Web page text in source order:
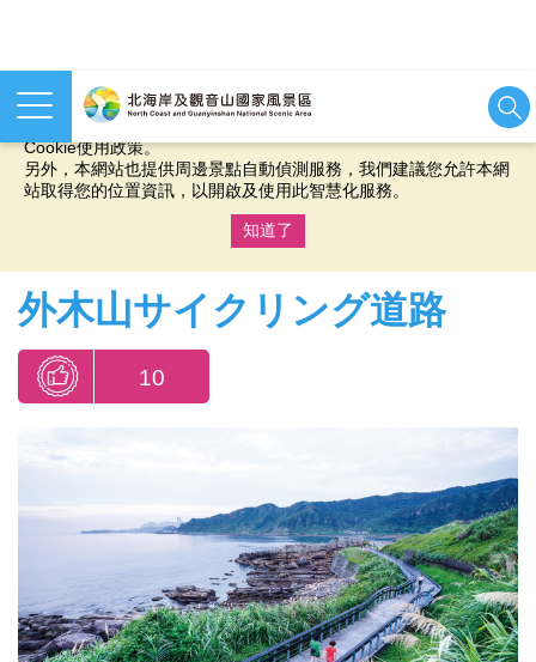
本網站使用cookies等相關技術以持續優化網站服務，並有助於為
您提供更佳的體驗，當您繼續使用本網站即表示您同意我們的
Cookie使用政策。
另外，本網站也提供周邊景點自動偵測服務，我們建議您允許本網
站取得您的位置資訊，以開啟及使用此智慧化服務。
知道了
外木山サイクリング道路
10